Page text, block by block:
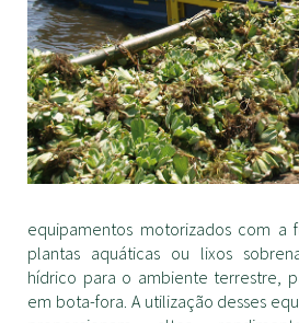
equipamentos motorizados com a
plantas aquáticas ou lixos
hídrico para o ambiente terrestre,
em bota-fora. A utilização desses